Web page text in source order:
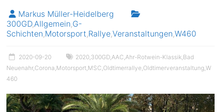
Markus Müller-Heidelberg
300GD,Allgemein,G-
Schichten,Motorsport,Rallye,Veranstaltungen,W460
2020-09-20 2020 300GD AAC Ahr-Rotwein-Klassik Bad
Neuenahr, Corona Motorsport MSC Oldtimerrallye Oldtimerveranstaltung ,W
460